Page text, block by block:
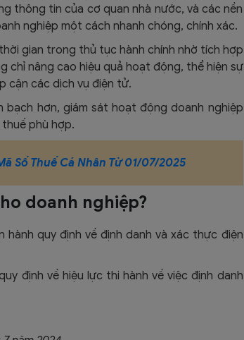
thông tin của cơ quan nhà nước, và các nền
nghiệp một cách nhanh chóng, chính xác.
gian trong thủ tục hành chính nhờ tích hợp
nâng cao hiệu quả hoạt động, thể hiện sự
cận các dịch vụ điện tử.
bạch hơn, giám sát hoạt động doanh nghiệp
phù hợp.
Số Thuế Cá Nhân Từ 01/07/2025
doanh nghiệp?
quy định về định danh và xác thực điện
định về hiệu lực thi hành về việc định danh